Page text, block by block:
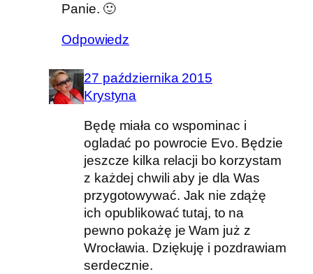
Panie. 🙂
Odpowiedz
27 października 2015
Krystyna
Będę miała co wspominac i
ogladać po powrocie Evo. Będzie
jeszcze kilka relacji bo korzystam
z każdej chwili aby je dla Was
przygotowywać. Jak nie zdążę
ich opublikować tutaj, to na
pewno pokażę je Wam już z
Wrocławia. Dziękuję i pozdrawiam
serdecznie.